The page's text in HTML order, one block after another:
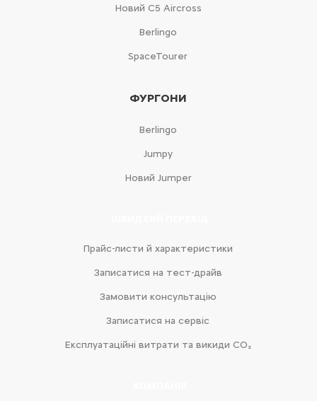
Новий С5 Aircross
Berlingo
SpaceTourer
ФУРГОНИ
Berlingo
Jumpy
Новий Jumper
Прайс-листи й характеристики
Записатися на тест-драйв
Замовити консультацію
Записатися на сервіс
Експлуатаційні витрати та викиди CO₂